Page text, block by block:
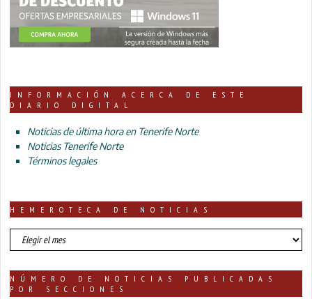
INFORMACIÓN ACERCA DE ESTE
DIARIO DIGITAL
Noticias de última hora en Tenerife Norte
Noticias Tenerife Norte
Términos legales
HEMEROTECA DE NOTICIAS
HEMEROTECA
DE
NÚMERO DE NOTICIAS PUBLICADAS
POR SECCIONES